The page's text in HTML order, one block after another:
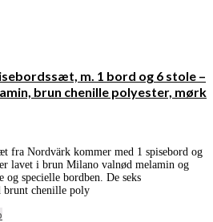
m. 1 bord og 6 stole –
brun chenille polyester, mørk
fra Nordvärk kommer med 1 spisebord og
lavet i brun Milano valnød melamin og
og specielle bordben. De seks
brunt chenille poly